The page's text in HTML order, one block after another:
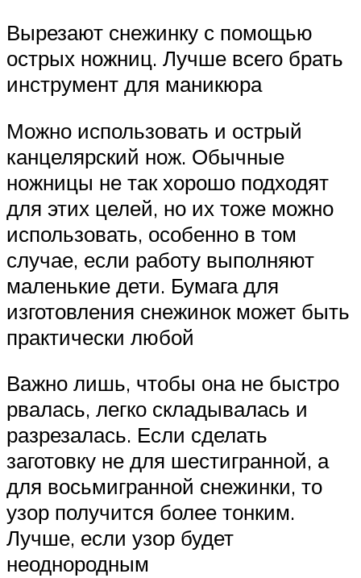
Вырезают снежинку с помощью
острых ножниц. Лучше всего брать
инструмент для маникюра
Можно использовать и острый
канцелярский нож. Обычные
ножницы не так хорошо подходят
для этих целей, но их тоже можно
использовать, особенно в том
случае, если работу выполняют
маленькие дети. Бумага для
изготовления снежинок может быть
практически любой
Важно лишь, чтобы она не быстро
рвалась, легко складывалась и
разрезалась. Если сделать
заготовку не для шестигранной, а
для восьмигранной снежинки, то
узор получится более тонким.
Лучше, если узор будет
неоднородным